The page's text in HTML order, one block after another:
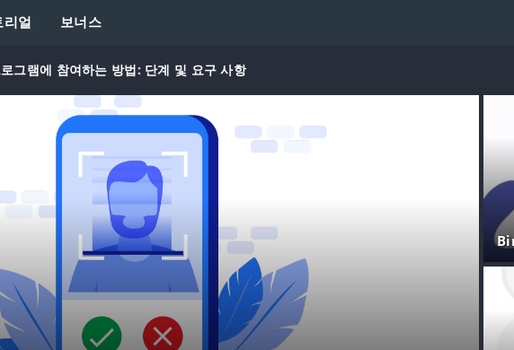
리얼 보너스
그램에 참여하는 방법: 단계 및 요구 사항